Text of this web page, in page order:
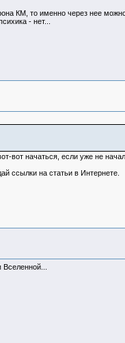
КМ, то именно через нее
- нет...
вот начаться, если уже не
ссылки на статьи в Интернете.